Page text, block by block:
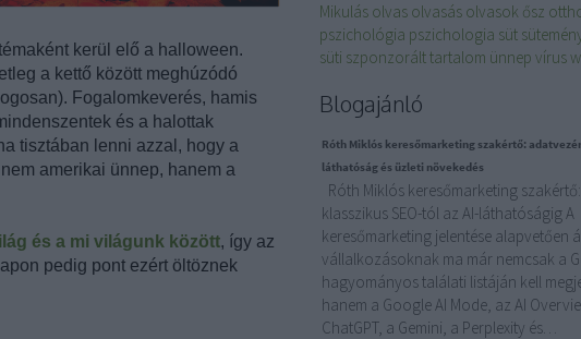
kerül elő a halloween.
a kettő között meghúzódó
Fogalomkeverés, hamis
és a halottak
tisztában lenni azzal, hogy a
amerikai ünnep, hanem a
és a mi világunk között, így az
pedig pont ezért öltöznek
Mikulás olvas olvasás olvasok ősz
pszichológia pszichologia süt
süti szponzorált tartalom ünnep vírus
Blogajánló
Róth Miklós keresőmarketing szakértő:
láthatóság és üzleti növekedés
Róth Miklós keresőmarketing
klasszikus SEO-tól az AI-láthatóságig A
keresőmarketing jelentése alapvetően
vállalkozásoknak ma már nemcsak a
hagyományos találati listáján kell
hanem a Google AI Mode, az AI
ChatGPT, a Gemini, a Perplexity és…